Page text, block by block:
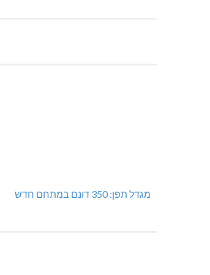
מגדל תפן: 350 דונם במתחם חדש